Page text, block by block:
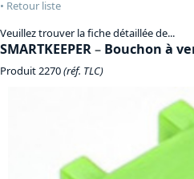
Retour liste
Veuillez trouver la fiche détaillée de...
SMARTKEEPER– Bouchon à
Produit 2270(réf. TLC)